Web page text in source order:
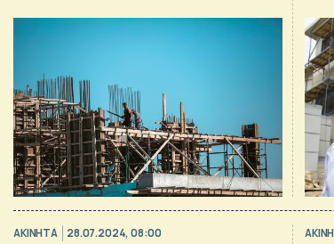
ΑΚΙΝΗΤΑ 28.07.2024, 08:00